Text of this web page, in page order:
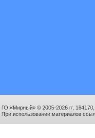
ГО «Мирный» © 2005-2026 гг.
При использовании материалов